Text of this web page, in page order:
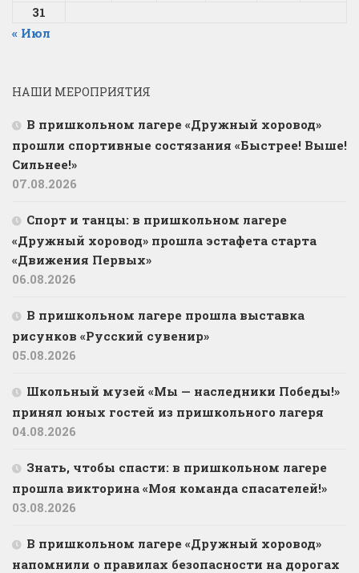
31
« Июл
НАШИ МЕРОПРИЯТИЯ
В пришкольном лагере «Дружный хоровод»
прошли спортивные состязания «Быстрее! Выше!
Сильнее!»
07.08.2026
Спорт и танцы: в пришкольном лагере
«Дружный хоровод» прошла эстафета старта
«Движения Первых»
06.08.2026
В пришкольном лагере прошла выставка
рисунков «Русский сувенир»
05.08.2026
Школьный музей «Мы — наследники Победы!»
принял юных гостей из пришкольного лагеря
04.08.2026
Знать, чтобы спасти: в пришкольном лагере
прошла викторина «Моя команда спасателей!»
03.08.2026
В пришкольном лагере «Дружный хоровод»
напомнили о правилах безопасности на дорогах